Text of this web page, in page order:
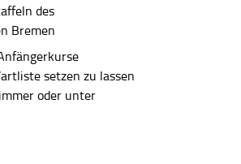
des
Bremen
setzen zu lassen
oder unter